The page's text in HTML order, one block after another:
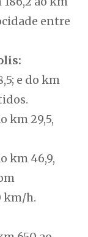
entre
e do km
km 29,5,
km 46,9,
km/h.